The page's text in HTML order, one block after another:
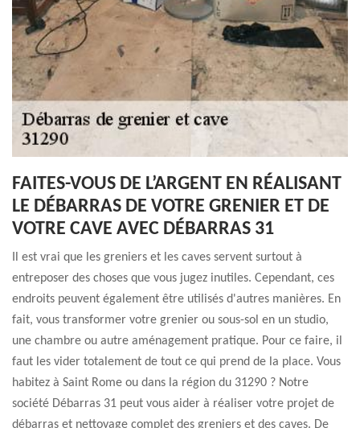
FAITES-VOUS DE L’ARGENT EN RÉALISANT
LE DÉBARRAS DE VOTRE GRENIER ET DE
VOTRE CAVE AVEC DÉBARRAS 31
Il est vrai que les greniers et les caves servent surtout à
entreposer des choses que vous jugez inutiles. Cependant, ces
endroits peuvent également être utilisés d'autres manières. En
fait, vous transformer votre grenier ou sous-sol en un studio,
une chambre ou autre aménagement pratique. Pour ce faire, il
faut les vider totalement de tout ce qui prend de la place. Vous
habitez à Saint Rome ou dans la région du 31290 ? Notre
société Débarras 31 peut vous aider à réaliser votre projet de
débarras et nettoyage complet des greniers et des caves. De